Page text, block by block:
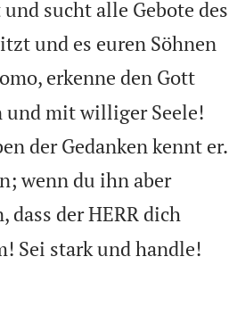
sucht alle Gebote des
und es euren Söhnen
erkenne den Gott
und mit williger Seele!
der Gedanken kennt er.
wenn du ihn aber
dass der HERR dich
Sei stark und handle!